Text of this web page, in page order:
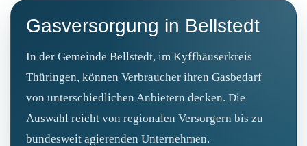
Gasversorgung in Bellstedt
In der Gemeinde Bellstedt, im Kyffhäuserkreis
Thüringen, können Verbraucher ihren Gasbedarf
von unterschiedlichen Anbietern decken. Die
Auswahl reicht von regionalen Versorgern bis zu
bundesweit agierenden Unternehmen.